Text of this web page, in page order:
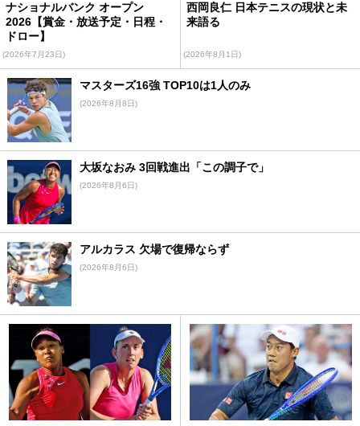
ナショナルバンク オープン
2026【賞金・放送予定・日程・
ドロー】
(2026年7月23日)
西岡良仁 日本テニスの現状と未
来語る
(2026年8月1日)
マスターズ16強 TOP10は1人のみ
(2026年8月8日)
大坂なおみ 3回戦進出「この調子で」
(2026年8月6日)
アルカラス 欠場で復帰ならず
(2026年8月6日)